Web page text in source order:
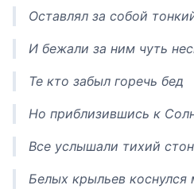
Оставлял за собой
И бежали за ним чуть
Те кто забыл горечь бед
Но приблизившись к
Все услышали тихий
Белых крыльев коснулся